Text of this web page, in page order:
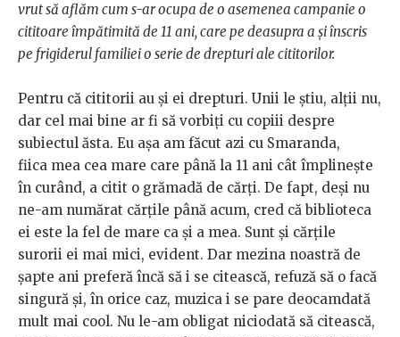
vrut să aflăm cum s-ar ocupa de o asemenea campanie o
cititoare împătimită de 11 ani, care pe deasupra a și înscris
pe frigiderul familiei o serie de drepturi ale cititorilor.
Pentru că cititorii au și ei drepturi. Unii le știu, alții nu,
dar cel mai bine ar fi să vorbiți cu copiii despre
subiectul ăsta. Eu așa am făcut azi cu Smaranda,
fiica mea cea mare care până la 11 ani cât împlinește
în curând, a citit o grămadă de cărți. De fapt, deși nu
ne-am numărat cărțile până acum, cred că biblioteca
ei este la fel de mare ca și a mea. Sunt și cărțile
surorii ei mai mici, evident. Dar mezina noastră de
șapte ani preferă încă să i se citească, refuză să o facă
singură și, în orice caz, muzica i se pare deocamdată
mult mai cool. Nu le-am obligat niciodată să citească,